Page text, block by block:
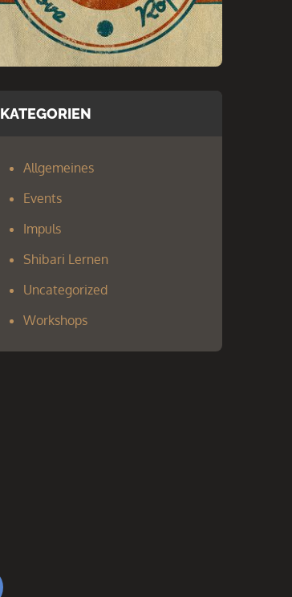
KATEGORIEN
Allgemeines
Events
Impuls
Shibari Lernen
Uncategorized
Workshops